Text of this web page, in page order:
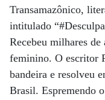
Transamazônico,
intitulado
Recebeu milhares de
feminino. O escritor
bandeira e resolveu
Brasil. Espremendo